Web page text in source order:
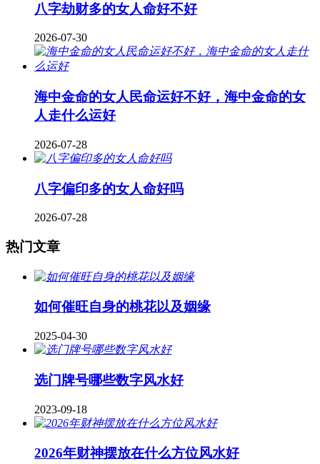
八字劫财多的女人命好不好
2026-07-30
海中金命的女人民命运好不好，海中金命的女
人走什么运好
2026-07-28
八字偏印多的女人命好吗
2026-07-28
热门文章
如何催旺自身的桃花以及姻缘
2025-04-30
​选门牌号哪些数字风水好
2023-09-18
2026年财神摆放在什么方位风水好